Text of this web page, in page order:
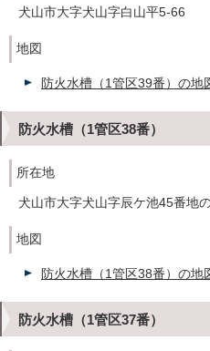
犬山市大字犬山字白山平5-66
地図
防火水槽（1管区39番）の地
防火水槽（1管区38番）
所在地
犬山市大字犬山字辰ケ池45番地
地図
防火水槽（1管区38番）の地
防火水槽（1管区37番）